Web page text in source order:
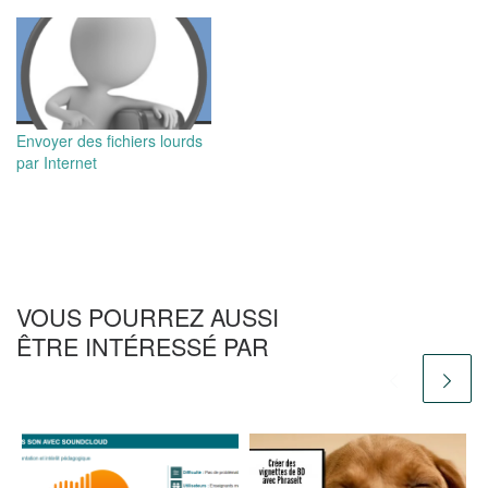
Envoyer des fichiers lourds
par Internet
VOUS POURREZ AUSSI
ÊTRE INTÉRESSÉ PAR